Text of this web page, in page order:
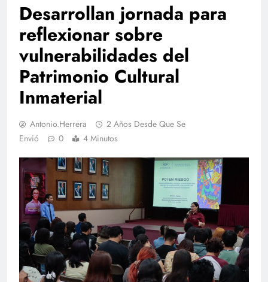
Desarrollan jornada para
reflexionar sobre
vulnerabilidades del
Patrimonio Cultural
Inmaterial
Antonio.herrera
2 Años Desde Que Se
Envió
0 4 Minutos